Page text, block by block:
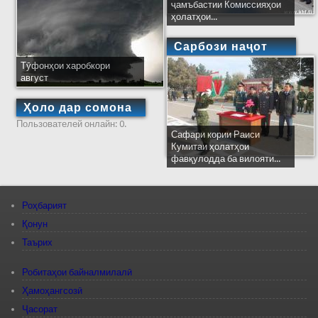
Тӯфонҳои харобкори
август
Ҳоло дар сомона
Пользователей онлайн: 0.
ҷамъбастии Комиссияҳои
ҳолатҳои...
Сарбози наҷот
Сафари кории Раиси
Кумитаи ҳолатҳои
фавқулодда ба вилояти...
Роҳбарият
Қонун
Таърих
Робитаҳои байналмилалӣ
Ҳамоҳангсозӣ
Ҷасорат